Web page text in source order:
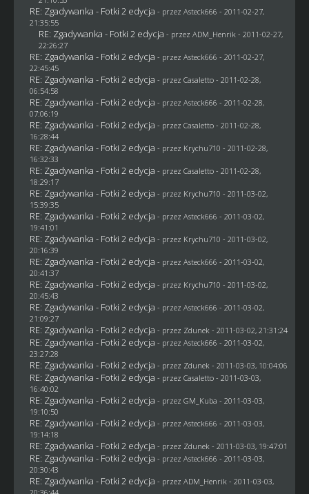
RE: Zgadywanka - Fotki 2 edycja - przez Asteck666 - 2011-02-27,
21:35:55
RE: Zgadywanka - Fotki 2 edycja - przez ADM_Henrik - 2011-02-27,
22:26:27
RE: Zgadywanka - Fotki 2 edycja - przez Asteck666 - 2011-02-27,
22:45:45
RE: Zgadywanka - Fotki 2 edycja - przez Casaletto- 2011-02-28,
06:54:58
RE: Zgadywanka - Fotki 2 edycja - przez Asteck666 - 2011-02-28,
07:06:19
RE: Zgadywanka - Fotki 2 edycja - przez Casaletto- 2011-02-28,
16:28:44
RE: Zgadywanka - Fotki 2 edycja - przez Krychu710 - 2011-02-28,
16:32:33
RE: Zgadywanka - Fotki 2 edycja - przez Casaletto- 2011-02-28,
18:29:17
RE: Zgadywanka - Fotki 2 edycja - przez Krychu710 - 2011-03-02,
15:39:35
RE: Zgadywanka - Fotki 2 edycja - przez Asteck666 - 2011-03-02,
19:41:01
RE: Zgadywanka - Fotki 2 edycja - przez Krychu710 - 2011-03-02,
20:16:39
RE: Zgadywanka - Fotki 2 edycja - przez Asteck666 - 2011-03-02,
20:41:37
RE: Zgadywanka - Fotki 2 edycja - przez Krychu710 - 2011-03-02,
20:45:43
RE: Zgadywanka - Fotki 2 edycja - przez Asteck666 - 2011-03-02,
21:09:27
RE: Zgadywanka - Fotki 2 edycja - przez Zdunek - 2011-03-02, 21:31:24
RE: Zgadywanka - Fotki 2 edycja - przez Asteck666 - 2011-03-02,
23:27:28
RE: Zgadywanka - Fotki 2 edycja - przez Zdunek - 2011-03-03, 10:04:06
RE: Zgadywanka - Fotki 2 edycja - przez Casaletto- 2011-03-03,
16:40:02
RE: Zgadywanka - Fotki 2 edycja - przez GM_Kuba - 2011-03-03,
19:10:50
RE: Zgadywanka - Fotki 2 edycja - przez Asteck666 - 2011-03-03,
19:14:18
RE: Zgadywanka - Fotki 2 edycja - przez Zdunek - 2011-03-03, 19:47:01
RE: Zgadywanka - Fotki 2 edycja - przez Asteck666 - 2011-03-03,
20:30:43
RE: Zgadywanka - Fotki 2 edycja - przez ADM_Henrik - 2011-03-03,